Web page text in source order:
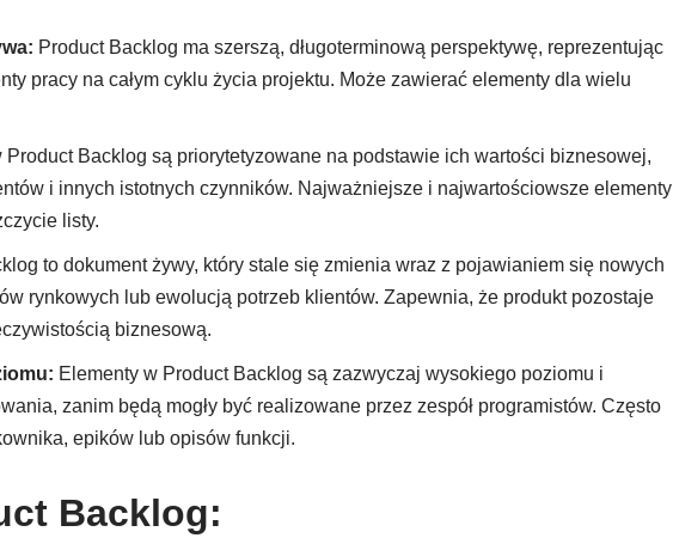
Product Backlog ma szerszą, długoterminową perspektywę, reprezentując
pracy na całym cyklu życia projektu. Może zawierać elementy dla wielu
Product Backlog są priorytetyzowane na podstawie ich wartości biznesowej,
i innych istotnych czynników. Najważniejsze i najwartościowsze elementy
listy.
to dokument żywy, który stale się zmienia wraz z pojawianiem się nowych
rynkowych lub ewolucją potrzeb klientów. Zapewnia, że produkt pozostaje
biznesową.
Elementy w Product Backlog są zazwyczaj wysokiego poziomu i
zanim będą mogły być realizowane przez zespół programistów. Często
epików lub opisów funkcji.
Backlog: